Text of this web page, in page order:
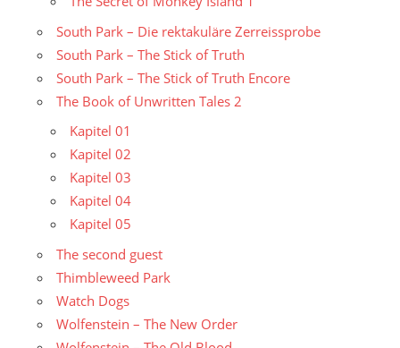
South Park – Die rektakuläre Zerreissprobe
South Park – The Stick of Truth
South Park – The Stick of Truth Encore
The Book of Unwritten Tales 2
Kapitel 01
Kapitel 02
Kapitel 03
Kapitel 04
Kapitel 05
The second guest
Thimbleweed Park
Watch Dogs
Wolfenstein – The New Order